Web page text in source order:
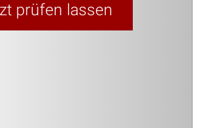
prüfen lassen